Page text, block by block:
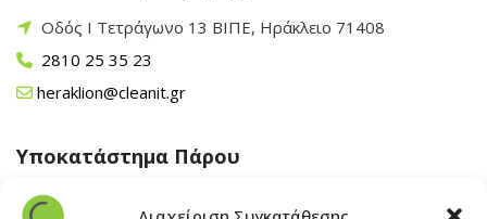
Οδός Ι Τετράγωνο 13 ΒΙΠΕ, Ηράκλειο 71408
2810 25 35 23
heraklion@cleanit.gr
Υποκατάστημα Πάρου
Άγιος Βλάσης Αρχίλοχος, Πάρος 84400